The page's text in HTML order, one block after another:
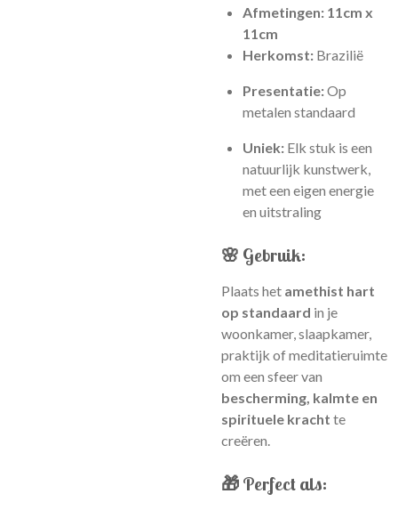
Afmetingen: 11cm x
11cm
Herkomst: Brazilië
Presentatie:Op
metalen standaard
Uniek: Elk stuk is een
natuurlijk kunstwerk,
met een eigen energie
en uitstraling
🌸 Gebruik:
Plaats het amethist hart
op standaard in je
woonkamer, slaapkamer,
praktijk of meditatieruimte
om een sfeer van
bescherming, kalmte en
spirituele kracht te
creëren.
🎁 Perfect als: